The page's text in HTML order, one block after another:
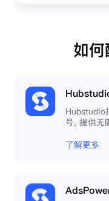
如何
Hubstudio
号, 提供无
工作效率 。
了解更多